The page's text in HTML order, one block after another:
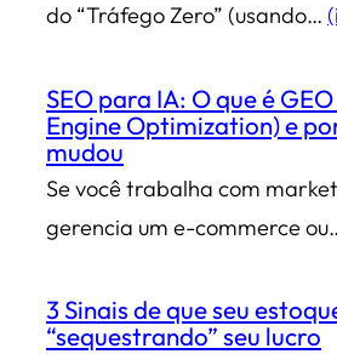
do “Tráfego Zero” (usando…
SEO para IA: O que é
Engine Optimization) e
mudou
Se você trabalha com
gerencia um e-commerce
3 Sinais de que seu
“sequestrando” seu lucro